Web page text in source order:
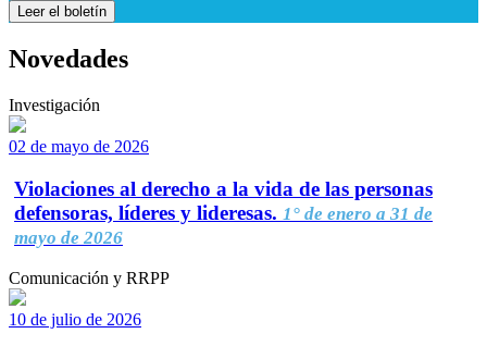
Leer el boletín
Novedades
Investigación
02 de mayo de 2026
Violaciones al derecho a la vida de las personas
defensoras, líderes y lideresas. 1° de enero a 31 de
mayo de 2026
Comunicación y RRPP
10 de julio de 2026